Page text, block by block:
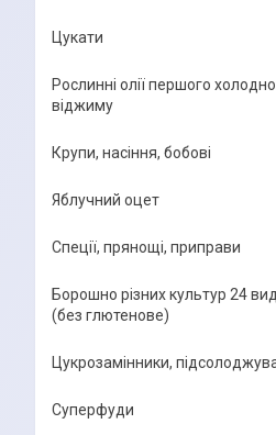
Цукати
Рослинні олії першого
віджиму
Крупи, насіння, бобові
Яблучний оцет
Спеції, прянощі, приправи
Борошно різних культур 24
(без глютенове)
Цукрозамінники,
Суперфуди